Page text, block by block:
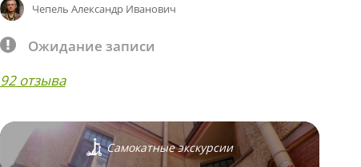
Чепель Александр Иванович
Ожидание записи
92 отзыва
Самокатные экскурсии